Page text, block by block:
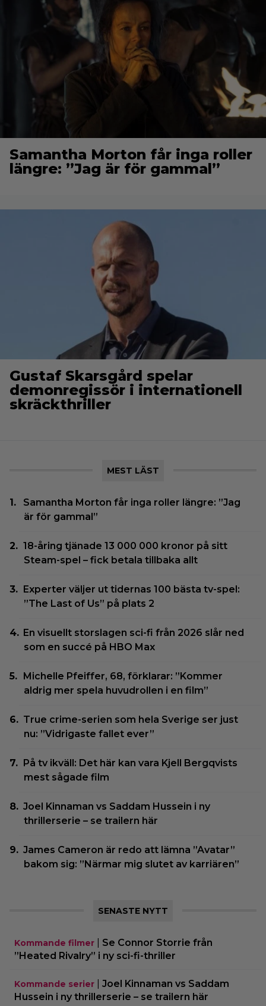
Samantha Morton får inga roller
längre: ”Jag är för gammal”
Gustaf Skarsgård spelar
demonregissör i internationell
skräckthriller
MEST LÄST
Samantha Morton får inga roller längre: ”Jag
är för gammal”
18-åring tjänade 13 000 000 kronor på sitt
Steam-spel – fick betala tillbaka allt
Experter väljer ut tidernas 100 bästa tv-spel:
”The Last of Us” på plats 2
En visuellt storslagen sci-fi från 2026 slår ned
som en succé på HBO Max
Michelle Pfeiffer, 68, förklarar: ”Kommer
aldrig mer spela huvudrollen i en film”
True crime-serien som hela Sverige ser just
nu: ”Vidrigaste fallet ever”
På tv ikväll: Det här kan vara Kjell Bergqvists
mest sågade film
Joel Kinnaman vs Saddam Hussein i ny
thrillerserie – se trailern här
James Cameron är redo att lämna ”Avatar”
bakom sig: ”Närmar mig slutet av karriären”
SENASTE NYTT
Kommande filmer
Se Connor Storrie från
”Heated Rivalry” i ny sci-fi-thriller
Kommande serier
Joel Kinnaman vs Saddam
Hussein i ny thrillerserie – se trailern här